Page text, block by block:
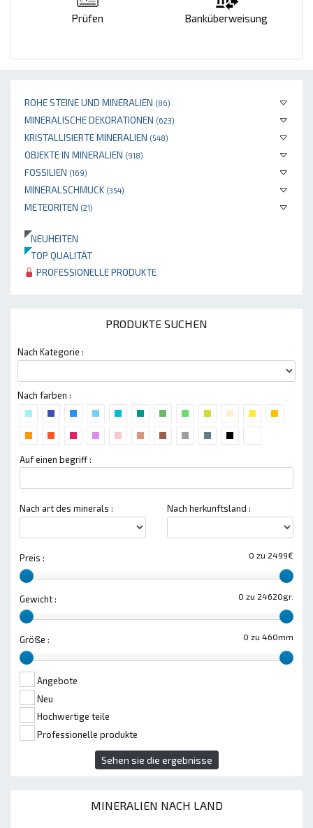
ROHE STEINE UND MINERALIEN (86)
MINERALISCHE DEKORATIONEN (623)
KRISTALLISIERTE MINERALIEN (548)
OBJEKTE IN MINERALIEN (918)
FOSSILIEN (169)
MINERALSCHMUCK (354)
METEORITEN (21)
NEUHEITEN
TOP QUALITÄT
PROFESSIONELLE PRODUKTE
PRODUKTE SUCHEN
Nach Kategorie :
Nach farben :
Auf einen begriff :
Nach art des minerals : Nach herkunftsland :
0 zu 2499€
Preis :
0 zu 24620gr.
Gewicht :
0 zu 460mm
Größe :
Angebote
Neu
Hochwertige teile
Professionelle produkte
Sehen sie die ergebnisse
MINERALIEN NACH LAND
Prüfen Banküberweisung